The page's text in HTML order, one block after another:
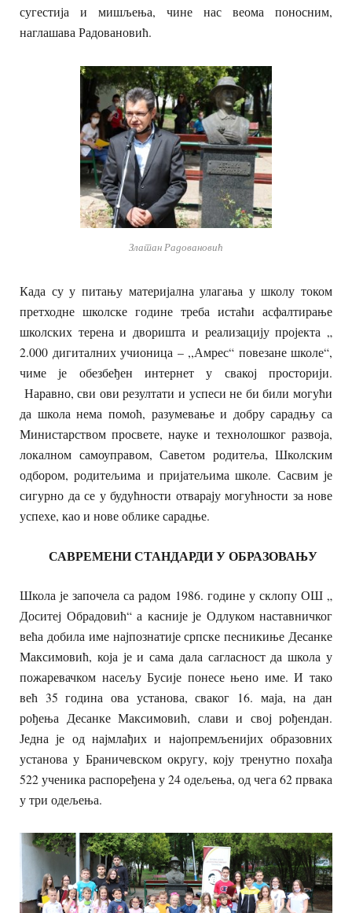
сугестија и мишљења, чине нас веома поносним,
наглашава Радовановић.
Златан Радовановић
Када су у питању материјална улагања у школу током
претходне школске године треба истаћи асфалтирање
школских терена и дворишта и реализацију пројекта „
2.000 дигиталних учионица – ,,Амрес“ повезане школе“,
чиме је обезбеђен интернет у свакој просторији.
Наравно, сви ови резултати и успеси не би били могући
да школа нема помоћ, разумевање и добру сарадњу са
Министарством просвете, науке и технолошког развоја,
локалном самоуправом, Саветом родитеља, Школским
одбором, родитељима и пријатељима школе. Сасвим је
сигурно да се у будућности отварају могућности за нове
успехе, као и нове облике сарадње.
САВРЕМЕНИ СТАНДАРДИ У ОБРАЗОВАЊУ
Школа је започела са радом 1986. године у склопу ОШ „
Доситеј Обрадовић“ а касније је Одлуком наставничког
већа добила име најпознатије српске песникиње Десанке
Максимовић, која је и сама дала сагласност да школа у
пожаревачком насељу Бусије понесе њено име. И тако
већ 35 година ова установа, сваког 16. маја, на дан
рођења Десанке Максимовић, слави и свој рођендан.
Једна је од најмлађих и најопремљенијих образовних
установа у Браничевском округу, коју тренутно похађа
522 ученика распоређена у 24 одељења, од чега 62 првака
у три одељења.